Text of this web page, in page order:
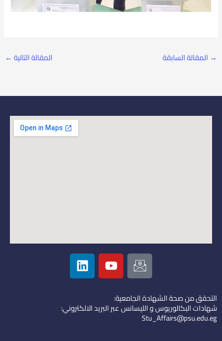
→ المقالة السابقة المقالة التالية ←
I
c
o
n
-
e
Y
o
u
u
b
L
i
n
e
d
التحقق من صحة الشهادة الجامعية:
شهادات البكالوريوس و الليسانس عبر البريد الالكتروني:
Stu_Affairs@psu.edu.eg